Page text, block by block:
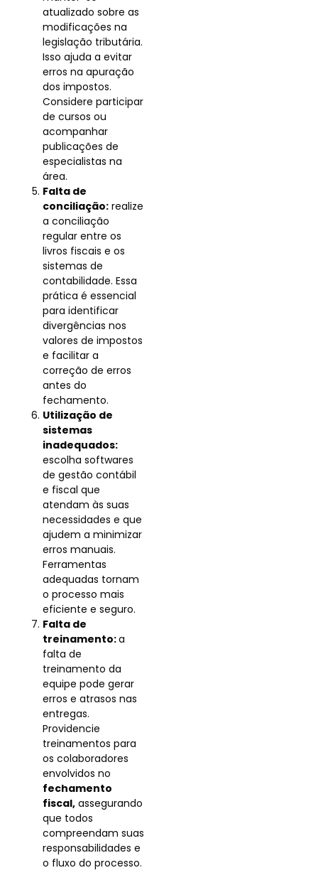
atualizado sobre as
modificações na
legislação tributária.
Isso ajuda a evitar
erros na apuração
dos impostos.
Considere participar
de cursos ou
acompanhar
publicações de
especialistas na
área.
Falta de
conciliação: realize
a conciliação
regular entre os
livros fiscais e os
sistemas de
contabilidade. Essa
prática é essencial
para identificar
divergências nos
valores de impostos
e facilitar a
correção de erros
antes do
fechamento.
Utilização de
sistemas
inadequados:
escolha softwares
de gestão contábil
e fiscal que
atendam às suas
necessidades e que
ajudem a minimizar
erros manuais.
Ferramentas
adequadas tornam
o processo mais
eficiente e seguro.
Falta de
treinamento:a
falta de
treinamento da
equipe pode gerar
erros e atrasos nas
entregas.
Providencie
treinamentos para
os colaboradores
envolvidos no
fechamento
fiscal, assegurando
que todos
compreendam suas
responsabilidades e
o fluxo do processo.